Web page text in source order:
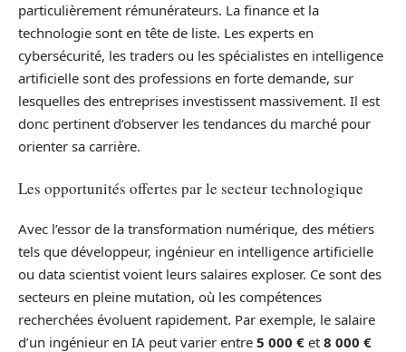
particulièrement rémunérateurs. La finance et la
technologie sont en tête de liste. Les experts en
cybersécurité, les traders ou les spécialistes en intelligence
artificielle sont des professions en forte demande, sur
lesquelles des entreprises investissent massivement. Il est
donc pertinent d’observer les tendances du marché pour
orienter sa carrière.
Les opportunités offertes par le secteur technologique
Avec l’essor de la transformation numérique, des métiers
tels que développeur, ingénieur en intelligence artificielle
ou data scientist voient leurs salaires exploser. Ce sont des
secteurs en pleine mutation, où les compétences
recherchées évoluent rapidement. Par exemple, le salaire
d’un ingénieur en IA peut varier entre 5 000 € et 8 000 €